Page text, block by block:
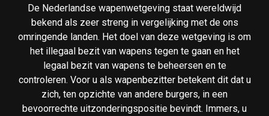
De Nederlandse wapenwetgeving staat wereldwijd
bekend als zeer streng in vergelijking met de ons
omringende landen. Het doel van deze wetgeving is om
het illegaal bezit van wapens tegen te gaan en het
legaal bezit van wapens te beheersen en te
controleren. Voor u als wapenbezitter betekent dit dat u
zich, ten opzichte van andere burgers, in een
bevoorrechte uitzonderingspositie bevindt. Immers, u